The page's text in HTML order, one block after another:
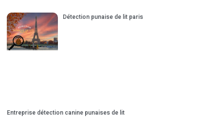
Détection punaise de lit paris
Entreprise détection canine punaises de lit